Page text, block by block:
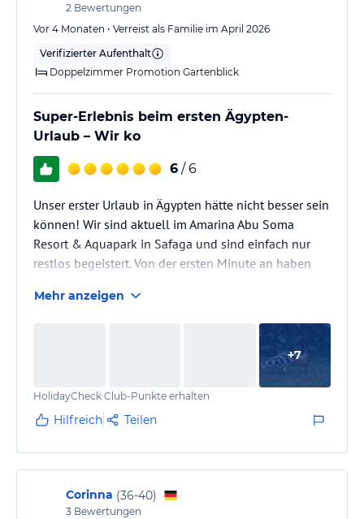
2 Bewertungen
Vor 4 Monaten • Verreist als Familie im April 2026
Verifizierter Aufenthalt
Doppelzimmer Promotion Gartenblick
Super-Erlebnis beim ersten Ägypten-
Urlaub – Wir ko
6 / 6
Unser erster Urlaub in Ägypten hätte nicht besser sein
können! Wir sind aktuell im Amarina Abu Soma
Resort & Aquapark in Safaga und sind einfach nur
restlos begeistert. Von der ersten Minute an haben
Ein riesiges Lob geht an das Animationsteam. Die
Jungs und Mädels sind wirklich top! Sie machen ein
super Programm, sind extrem motiviert und sorgen
für spitzen Stimmung. Man merkt, dass sie wirklich
Lust haben, den Gästen eine tolle Zeit zu bereiten.
Service,…
Mehr anzeigen
+7
HolidayCheck Club-Punkte erhalten
Hilfreich Teilen
Corinna (36-40)
3 Bewertungen